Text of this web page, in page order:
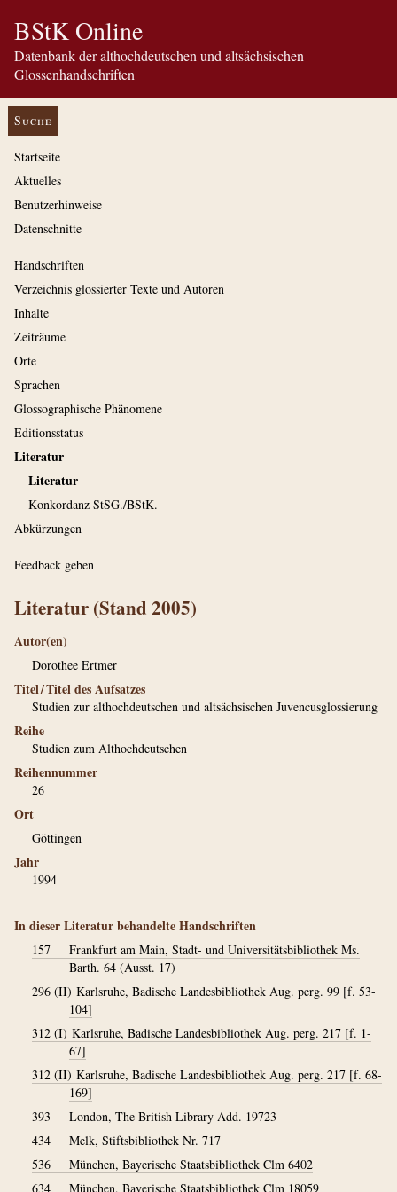
BStK Online
Datenbank der althochdeutschen und altsächsischen
Glossenhandschriften
Suche
Startseite
Aktuelles
Benutzerhinweise
Datenschnitte
Handschriften
Verzeichnis glossierter Texte und Autoren
Inhalte
Zeiträume
Orte
Sprachen
Glossographische Phänomene
Editionsstatus
Literatur
Literatur
Konkordanz StSG./BStK.
Abkürzungen
Feedback geben
Literatur (Stand 2005)
Autor(en)
Dorothee Ertmer
Titel / Titel des Aufsatzes
Studien zur althochdeutschen und altsächsischen Juvencusglossierung
Reihe
Studien zum Althochdeutschen
Reihennummer
26
Ort
Göttingen
Jahr
1994
In dieser Literatur behandelte Handschriften
157
Frankfurt am Main, Stadt- und Universitätsbibliothek Ms.
Barth. 64 (Ausst. 17)
296 (II) Karlsruhe, Badische Landesbibliothek Aug. perg. 99 [f. 53-
104]
312 (I) Karlsruhe, Badische Landesbibliothek Aug. perg. 217 [f. 1-
67]
312 (II) Karlsruhe, Badische Landesbibliothek Aug. perg. 217 [f. 68-
169]
393
London, The British Library Add. 19723
434
Melk, Stiftsbibliothek Nr. 717
536
München, Bayerische Staatsbibliothek Clm 6402
634
München, Bayerische Staatsbibliothek Clm 18059